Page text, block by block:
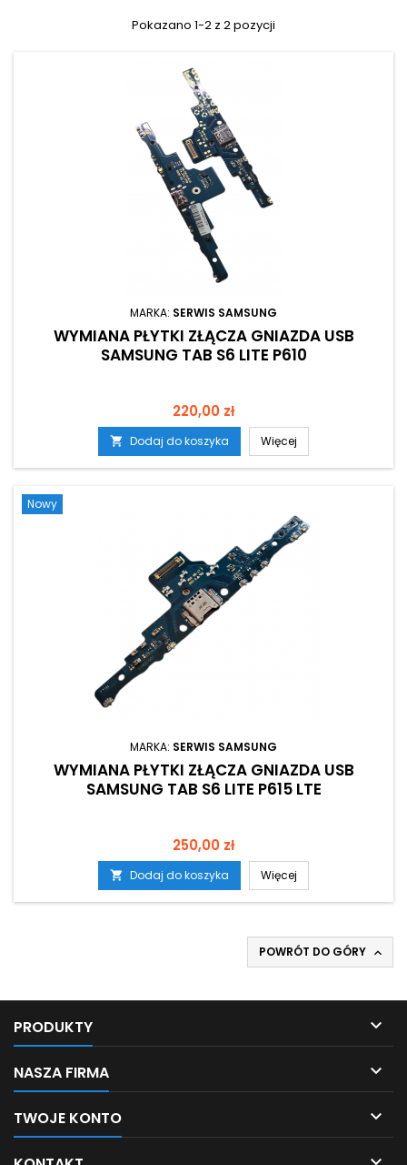
Pokazano 1-2 z 2 pozycji
MARKA: SERWIS SAMSUNG
WYMIANA PŁYTKI ZŁĄCZA GNIAZDA USB
SAMSUNG TAB S6 LITE P610
Cena
220,00 zł
 Dodaj do koszyka Więcej
Nowy
MARKA: SERWIS SAMSUNG
WYMIANA PŁYTKI ZŁĄCZA GNIAZDA USB
SAMSUNG TAB S6 LITE P615 LTE
Cena
250,00 zł
 Dodaj do koszyka Więcej
POWRÓT DO GÓRY 
PRODUKTY 
NASZA FIRMA 
TWOJE KONTO 